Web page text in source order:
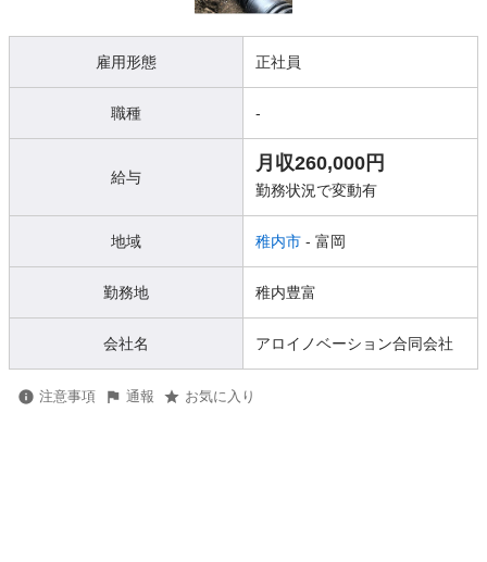
雇用形態 正社員
職種 -
給与
月収260,000円
勤務状況で変動有
地域 稚内市 - 富岡
勤務地 稚内豊富
会社名 アロイノベーション合同会社
注意事項 通報 お気に入り